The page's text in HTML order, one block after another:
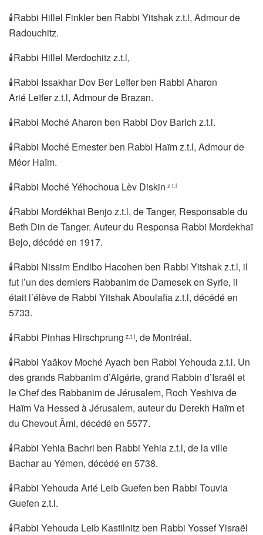
🕯Rabbi Hillel Finkler ben Rabbi Yitshak z.t.l, Admour de
Radouchitz.
🕯Rabbi Hillel Merdochitz z.t.l,
🕯Rabbi Issakhar Dov Ber Leïfer ben Rabbi Aharon
Arié Leïfer z.t.l, Admour de Brazan.
🕯Rabbi Moché Aharon ben Rabbi Dov Barich z.t.l.
🕯Rabbi Moché Ernester ben Rabbi Haïm z.t.l, Admour de
Méor Haïm.
🕯Rabbi Moché Yéhochoua Lèv Diskin z.t.l
🕯Rabbi Mordékhaï Benjo z.t.l, de Tanger, Responsable du
Beth Din de Tanger. Auteur du Responsa Rabbi Mordekhaï
Bejo, décédé en 1917.
🕯Rabbi Nissim Endibo Hacohen ben Rabbi Yitshak z.t.l, il
fut l’un des derniers Rabbanim de Damesek en Syrie, il
était l’élève de Rabbi Yitshak Aboulafia z.t.l, décédé en
5733.
🕯Rabbi Pinhas Hirschprung z.t.l, de Montréal.
🕯Rabbi Yaâkov Moché Ayach ben Rabbi Yehouda z.t.l. Un
des grands Rabbanim d’Algérie, grand Rabbin d’Israël et
le Chef des Rabbanim de Jérusalem, Roch Yeshiva de
Haïm Va Hessed à Jérusalem, auteur du Derekh Haïm et
du Chevout Âmi, décédé en 5577.
🕯Rabbi Yehia Bachri ben Rabbi Yehia z.t.l, de la ville
Bachar au Yémen, décédé en 5738.
🕯Rabbi Yehouda Arié Leib Guefen ben Rabbi Touvia
Guefen z.t.l.
🕯Rabbi Yehouda Leib Kastilnitz ben Rabbi Yossef Yisraël